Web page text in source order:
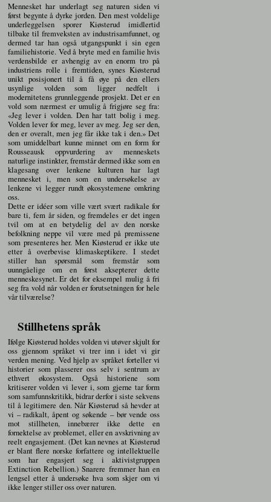
Mennesket har underlagt seg naturen siden vi
først begynte å dyrke jorden. Den mest voldelige
underleggelsen sporer Kiøsterud imidlertid
tilbake til fremveksten av industrisamfunnet, og
dermed tar han også utgangspunkt i sin egen
familiehistorie. Ved å bryte med en familie hvis
verdensbilde er avhengig av en enorm tro på
industriens rolle i fremtiden, synes Kiøsterud
unikt posisjonert til å få øye på den ellers
usynlige volden som ligger nedfelt i
modernitetens grunnleggende prosjekt. Det er en
vold som nærmest er umulig å frigjøre seg fra:
«Jeg lever i volden. Den har tatt bolig i meg.
Volden lever for meg, lever av meg. Jeg ser den,
den er overalt, men jeg får ikke tak i den.» Det
som umiddelbart kunne minnet om en form for
Rousseausk oppvurdering av menneskets
naturlige instinkter, fremstår dermed ikke som en
klagesang over lenkene kulturen har lagt
mennesket i, men som en undersøkelse av
lenkene vi legger rundt økosystemene omkring
oss.
Dette er idéer som ville vært svært radikale for
bare ti, fem år siden, og fremdeles er det ingen
tvil om at en betydelig del av den norske
befolkning neppe vil være med på premissene
som presenteres her. Men Kiøsterud er ikke ute
etter å overbevise klimaskeptikere. I stedet
stiller han spørsmål som fremstår som
uunngåelige om en først aksepterer dette
menneskesynet. Er det for eksempel mulig å fri
seg fra vold når volden er forutsetningen for hele
vår tilværelse?
Stillhetens språk
Ifølge Kiøsterud holdes volden vi utøver skjult for
oss gjennom språket vi trer inn i idet vi gir
verden mening. Ved hjelp av språket forteller vi
historier som plasserer oss selv i sentrum av
ethvert økosystem. Også historiene som
kritiserer volden vi lever i, som gjerne tar form
som samfunnskritikk, bidrar derfor i siste sekvens
til å legitimere den. Når Kiøsterud så hevder at
vi – radikalt, åpent og søkende – bør vende oss
mot stillheten, innebærer ikke dette en
fornektelse av problemet, eller en avskrivning av
reelt engasjement. (Det kan nevnes at Kiøsterud
er blant flere norske forfattere og intellektuelle
som har engasjert seg i aktivistgruppen
Extinction Rebellion.) Snarere fremmer han en
lengsel etter å undersøke hva som skjer om vi
ikke lenger stiller oss over naturen.